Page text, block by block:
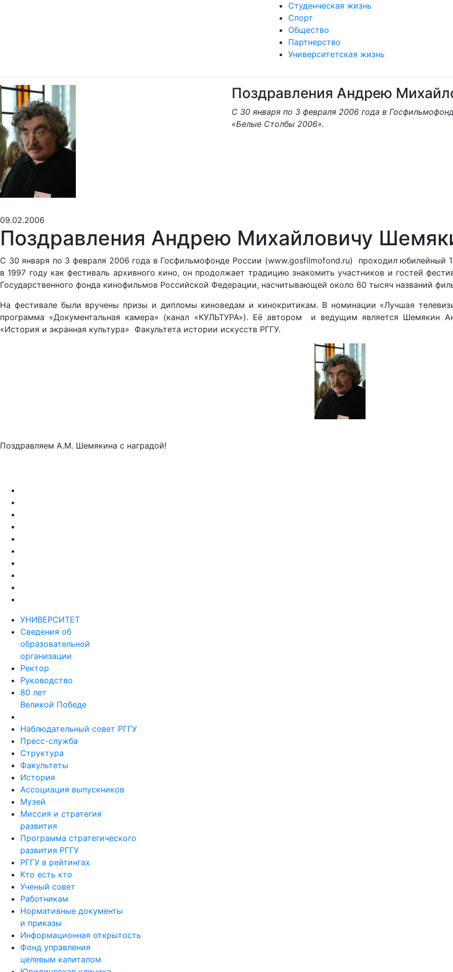
Студенческая жизнь
Спорт
Общество
Партнерство
Университетская жизнь
Поздравления Андрею
С 30 января по 3 февраля 2006 года в
«Белые Столбы 2006».
09.02.2006
Поздравления Андрею Михайловичу
С 30 января по 3 февраля 2006 года в Госфильмофонде России (www.gosfilmofond.ru) проходил юбилейный
в 1997 году как фестиваль архивного кино, он продолжает традицию знакомить участников и гостей
Государственного фонда кинофильмов Российской Федерации, насчитывающей около 60 тысяч названий
На фестивале были вручены призы и дипломы киноведам и кинокритикам. В номинации «Лучшая
программа «Документальная камера» (канал «КУЛЬТУРА»). Её автором и ведущим является Шемякин
«История и экранная культура» Факультета истории искусств РГГУ.
Поздравляем А.М. Шемякина с наградой!
УНИВЕРСИТЕТ
Сведения об
образовательной
организации
Ректор
Руководство
80 лет
Великой Победе
Наблюдательный совет РГГУ
Пресс-служба
Структура
Факультеты
История
Ассоциация выпускников
Музей
Миссия и стратегия
развития
Программа стратегического
развития РГГУ
РГГУ в рейтингах
Кто есть кто
Ученый совет
Работникам
Нормативные документы
и приказы
Информационная открытость
Фонд управления
целевым капиталом